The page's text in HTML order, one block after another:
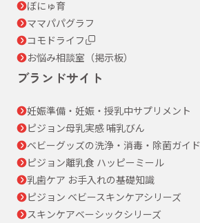
ぼにゅ育
ママパパグラフ
コモドライフ
お悩み相談室（掲示板）
ブランドサイト
妊娠準備・妊娠・授乳中サプリメント
ピジョン母乳実感 哺乳びん
ベビーグッズの洗浄・消毒・除菌ガイド
ピジョン離乳食 ハッピーミール
乳歯ケア お手入れの基礎知識
ピジョン ベビースキンケアシリーズ
スキンケアベーシックシリーズ